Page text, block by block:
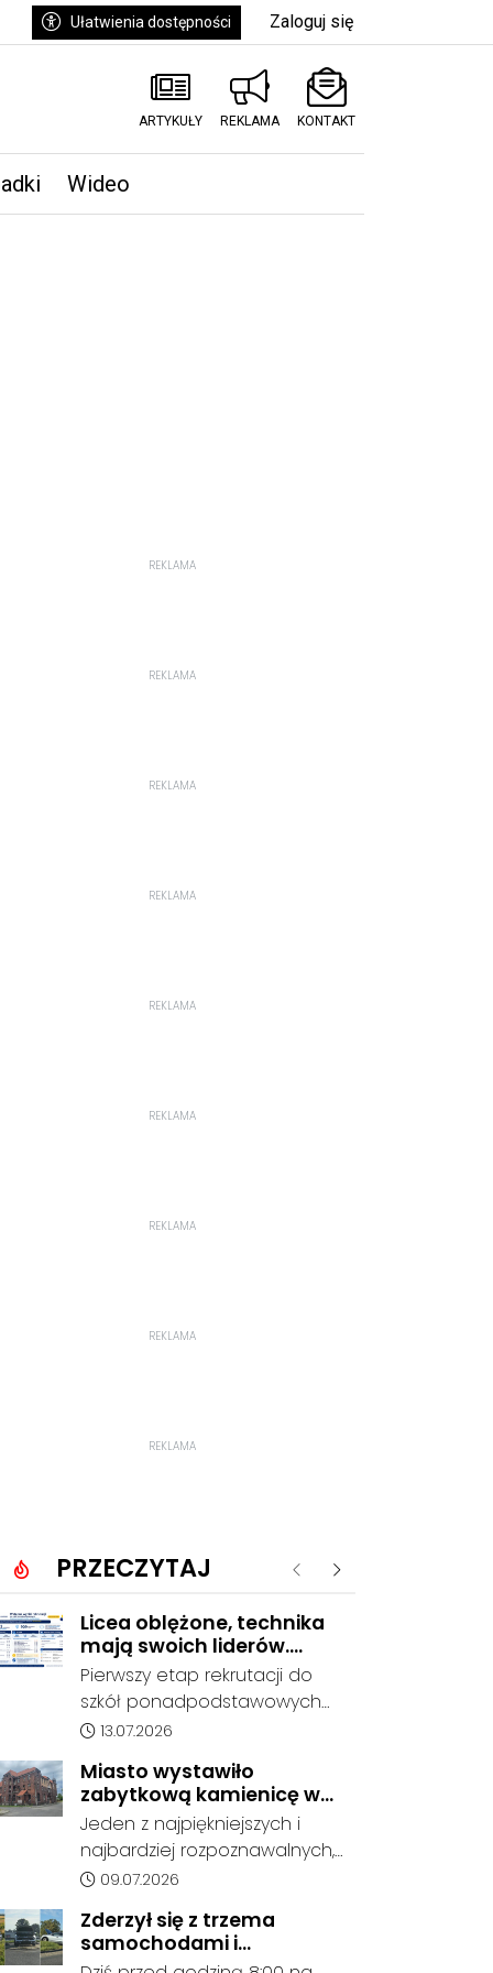
Ułatwienia dostępności Zaloguj się
ARTYKUŁY REKLAMA KONTAKT
Wideo
REKLAMA
REKLAMA
REKLAMA
REKLAMA
REKLAMA
REKLAMA
REKLAMA
REKLAMA
REKLAMA
PRZECZYTAJ Poprzednie
Następne
Licea oblężone, technika
mają swoich liderów.
Znamy wstępne wyniki
rekrutacji do szkół w
powiecie
Pierwszy etap rekrutacji do
szkół ponadpodstawowych
prowadzonych przez Powiat
pokazuje coraz wyraźniejsze
preferencje tegorocznych
absolwentów szkół
podstawowych. Dane dotyczą
kandydatów, którzy wskazali
dany oddział jako pierwszy
wybór, dlatego nie stanowią
jeszcze ostatecznego wyniku
Data dodania artykułu:
13.07.2026
Miasto wystawiło
zabytkową kamienicę w
Porcie na sprzedaż. W
dawnym hotelu mają
powstać mieszkania
Jeden z najpiękniejszych i
najbardziej rozpoznawalnych,
ale też najbardziej
Portu został wystawiony na
sprzedaż. Gmina Kędzierzyn-
Data dodania artykułu:
09.07.2026
Zderzył się z trzema
samochodami i
kontynuował jazdę. Seria